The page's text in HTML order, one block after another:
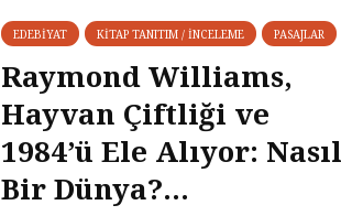
EDEBIYAT KITAP TANITIM / İNCELEME PASAJLAR
Raymond Williams,
Hayvan Çiftliği ve
1984’ü Ele Alıyor: Nasıl
Bir Dünya?...
Kral